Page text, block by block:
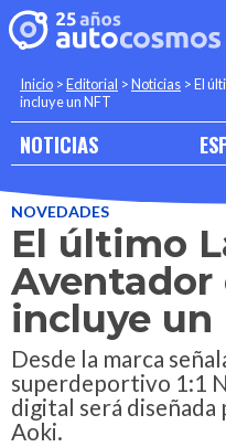
Inicio >Editorial >Noticias >El
incluye un NFT
NOTICIAS
NOVEDADES
El último
Aventador
incluye un
Desde la marca
superdeportivo 1:1
digital será
Aoki.